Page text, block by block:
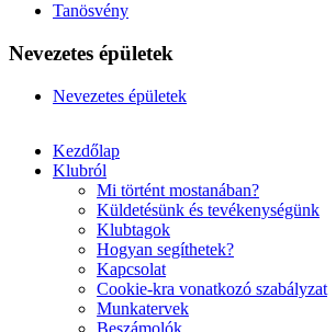
Tanösvény
Nevezetes épületek
Nevezetes épületek
Kezdőlap
Klubról
Mi történt mostanában?
Küldetésünk és tevékenységünk
Klubtagok
Hogyan segíthetek?
Kapcsolat
Cookie-kra vonatkozó szabályzat
Munkatervek
Beszámolók